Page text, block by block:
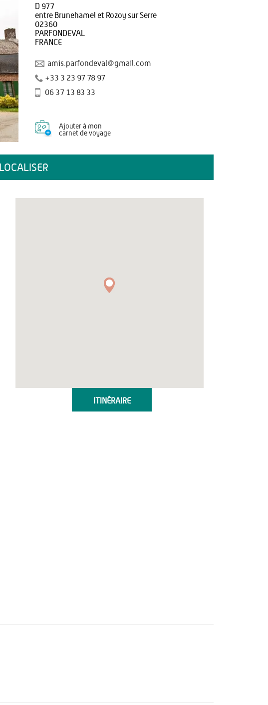
D 977
entre Brunehamel et Rozoy sur Serre
02360
PARFONDEVAL
FRANCE
amis.parfondeval@gmail.com
+33 3 23 97 78 97
06 37 13 83 33
Ajouter à mon
carnet de voyage
LOCALISER
ITINÉRAIRE